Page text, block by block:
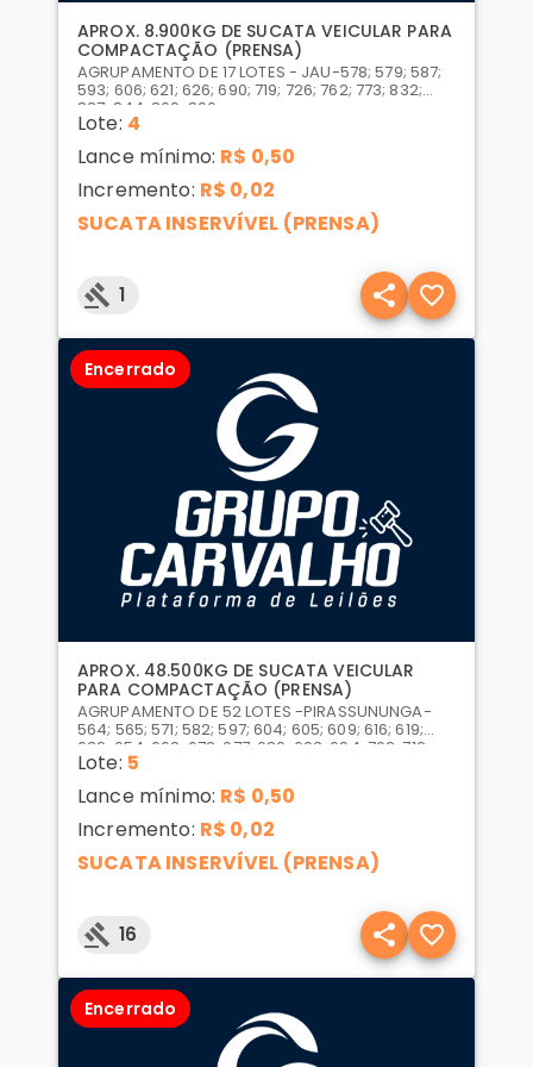
APROX. 8.900KG DE SUCATA VEICULAR PARA
COMPACTAÇÃO (PRENSA)
AGRUPAMENTO DE 17 LOTES - JAU-578; 579; 587;
593; 606; 621; 626; 690; 719; 726; 762; 773; 832;
837; 844; 869; 896;
Lote: 4
Lance mínimo: R$ 0,50
Incremento: R$ 0,02
SUCATA INSERVÍVEL (PRENSA)
1
Encerrado
APROX. 48.500KG DE SUCATA VEICULAR
PARA COMPACTAÇÃO (PRENSA)
AGRUPAMENTO DE 52 LOTES -PIRASSUNUNGA-
564; 565; 571; 582; 597; 604; 605; 609; 616; 619;
632; 654; 669; 673; 677; 680; 693; 694; 702; 712;
713; 731; 739; 740; 747; 755; 775; 776; 779; 782; 783;
788; 797; 799; 800; 806; 810; 811; 815; 826; 829; 834;
Lote: 5
Lance mínimo: R$ 0,50
Incremento: R$ 0,02
SUCATA INSERVÍVEL (PRENSA)
16
Encerrado